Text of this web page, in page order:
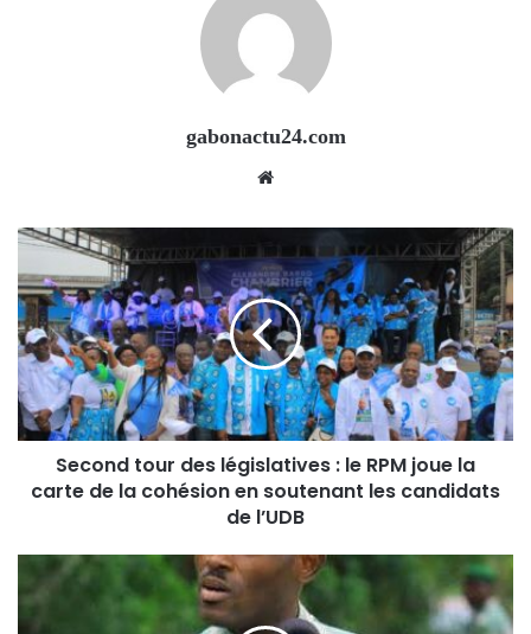
gabonactu24.com
Second tour des législatives : le RPM joue la
carte de la cohésion en soutenant les candidats
de l’UDB